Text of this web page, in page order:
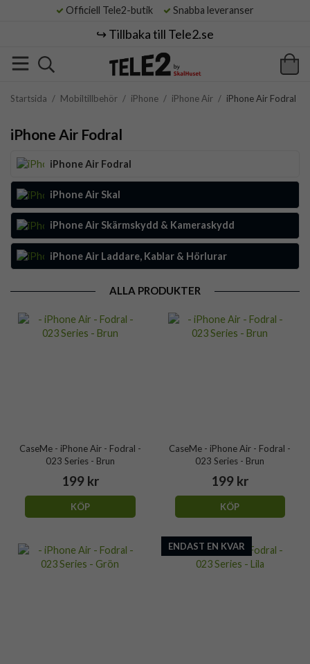
Officiell Tele2-butik Snabba leveranser
↪️ Tillbaka till Tele2.se
Startsida / Mobiltillbehör / iPhone / iPhone Air / iPhone Air Fodral
iPhone Air Fodral
iPhone Air Fodral
iPhone Air Skal
iPhone Air Skärmskydd & Kameraskydd
iPhone Air Laddare, Kablar & Hörlurar
ALLA PRODUKTER
CaseMe - iPhone Air - Fodral -
023 Series - Brun
199 kr
KÖP
CaseMe - iPhone Air - Fodral -
023 Series - Brun
199 kr
KÖP
ENDAST EN KVAR